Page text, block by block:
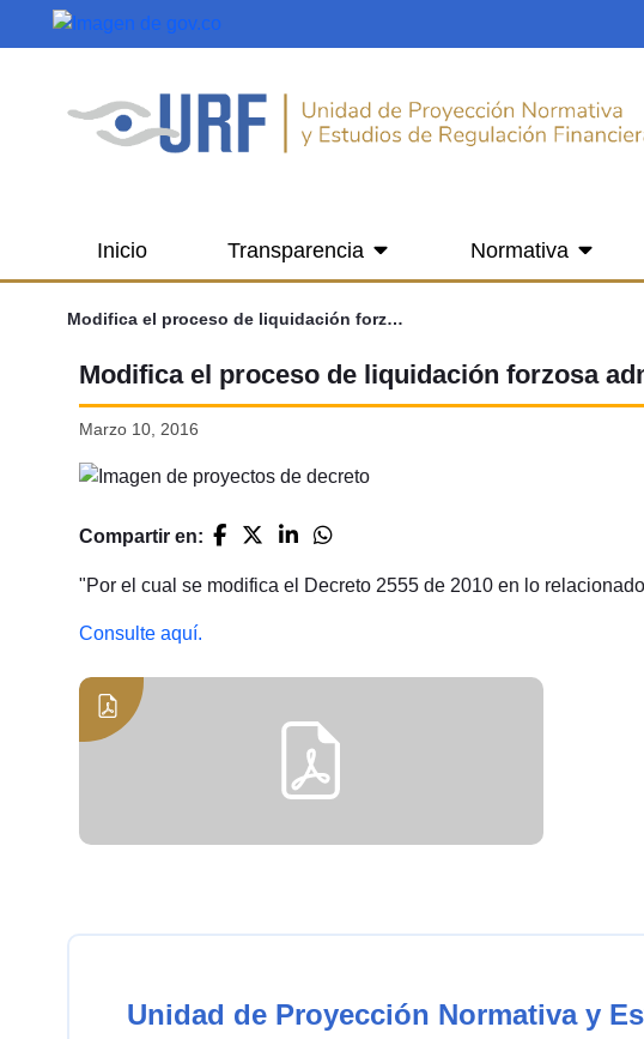
Saltar al contenido principal
Inicio Transparencia Normativa
Modifica el proceso de liquidación forzosa administrativa y el pago del seguro de depósito de Fogafín
Modifica el proceso de liquidación forzosa
Marzo 10, 2016
Compartir en:
"Por el cual se modifica el Decreto 2555 de 2010 en lo
Consulte aquí.
Unidad de Proyección Normativa y